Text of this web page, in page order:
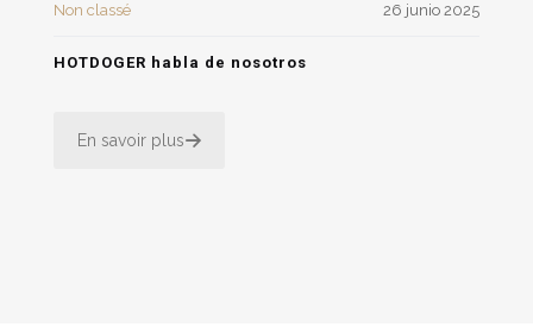
Non classé 26 junio 2025
HOTDOGER habla de nosotros
En savoir plus